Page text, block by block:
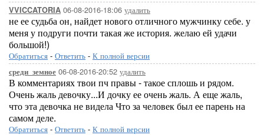
VVICCATORIA 06-08-2016-18:06 удалить
не ее судьба он, найдет нового отличного мужчинку себе. у
меня у подруги почти такая же история. желаю ей удачи
большой!)
Обратиться - Ответить - К полной версии
среди_земное 06-08-2016-20:52 удалить
В комментариях твои пч правы - такое сплошь и рядом.
Очень жаль девочку...И дочку ее очень жаль. А еще жаль,
что эта девочка не видела Что за человек был ее парень на
самом деле.
Обратиться - Ответить - К полной версии